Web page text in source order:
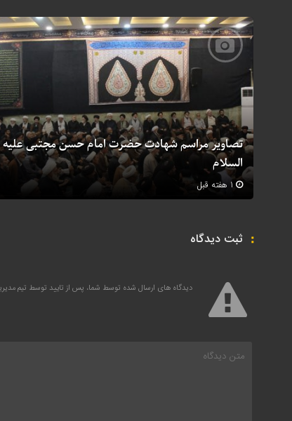
تصاویر مراسم شهادت حضرت امام حسن مجتبی علیه
السلام
ثبت دیدگاه
دیدگاه های ارسال شده توسط شما، پس از تایید توسط تیم